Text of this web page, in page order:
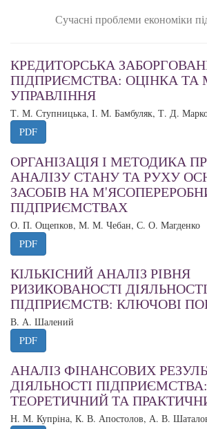
Сучасні проблеми економіки
КРЕДИТОРСЬКА
ПІДПРИЄМСТВА: ОЦІНКА ТА
УПРАВЛІННЯ
Т. М. Ступницька, І. М. Бамбуляк, Т. Д.
PDF
ОРГАНІЗАЦІЯ І МЕТОДИКА
АНАЛІЗУ СТАНУ ТА РУХУ
ЗАСОБІВ НА
ПІДПРИЄМСТВАХ
О. П. Ощепков, М. М. Чебан, С. О. Магденко
PDF
КІЛЬКІСНИЙ АНАЛІЗ РІВНЯ
РИЗИКОВАНОСТІ ДІЯЛЬНОСТІ
ПІДПРИЄМСТВ: КЛЮЧОВІ
В. А. Шалений
PDF
АНАЛІЗ ФІНАНСОВИХ
ДІЯЛЬНОСТІ ПІДПРИЄМСТВА:
ТЕОРЕТИЧНИЙ ТА
Н. М. Купріна, К. В. Апостолов, А. В.